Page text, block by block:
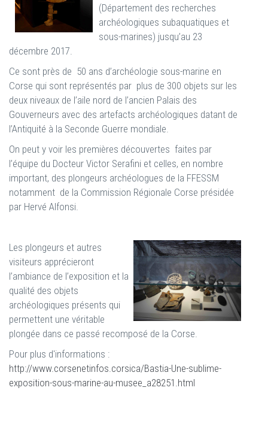
(Département des recherches
archéologiques subaquatiques et
sous-marines) jusqu’au 23
décembre 2017.
Ce sont près de 50 ans d’archéologie sous-marine en
Corse qui sont représentés par plus de 300 objets sur les
deux niveaux de l’aile nord de l’ancien Palais des
Gouverneurs avec des artefacts archéologiques datant de
l’Antiquité à la Seconde Guerre mondiale.
On peut y voir les premières découvertes faites par
l’équipe du Docteur Victor Serafini et celles, en nombre
important, des plongeurs archéologues de la FFESSM
notamment de la Commission Régionale Corse présidée
par Hervé Alfonsi.
Les plongeurs et autres
visiteurs apprécieront
l’ambiance de l’exposition et la
qualité des objets
archéologiques présents qui
permettent une véritable
plongée dans ce passé recomposé de la Corse.
Pour plus d'informations :
http://www.corsenetinfos.corsica/Bastia-Une-sublime-
exposition-sous-marine-au-musee_a28251.html